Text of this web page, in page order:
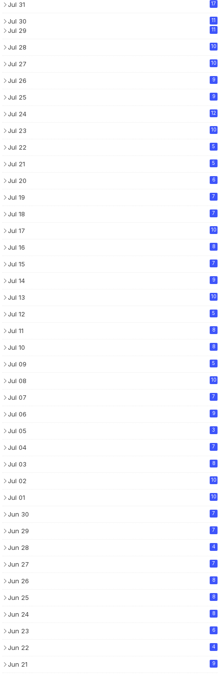
Jul 31 17
Jul 30 11
Jul 29 11
Jul 28 10
Jul 27 10
Jul 26 9
Jul 25 9
Jul 24 12
Jul 23 10
Jul 22 5
Jul 21 5
Jul 20 6
Jul 19 7
Jul 18 7
Jul 17 10
Jul 16 8
Jul 15 7
Jul 14 9
Jul 13 10
Jul 12 5
Jul 11 8
Jul 10 8
Jul 09 5
Jul 08 10
Jul 07 7
Jul 06 9
Jul 05 3
Jul 04 7
Jul 03 8
Jul 02 10
Jul 01 10
Jun 30 7
Jun 29 7
Jun 28 4
Jun 27 7
Jun 26 8
Jun 25 8
Jun 24 8
Jun 23 6
Jun 22 4
Jun 21 9